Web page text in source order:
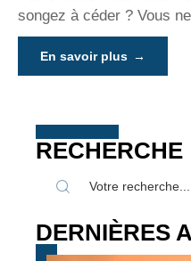
songez à céder ? Vous
En savoir plus
RECHERCHE
DERNIÈRES